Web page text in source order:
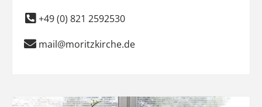
+49 (0) 821 2592530
mail@moritzkirche.de